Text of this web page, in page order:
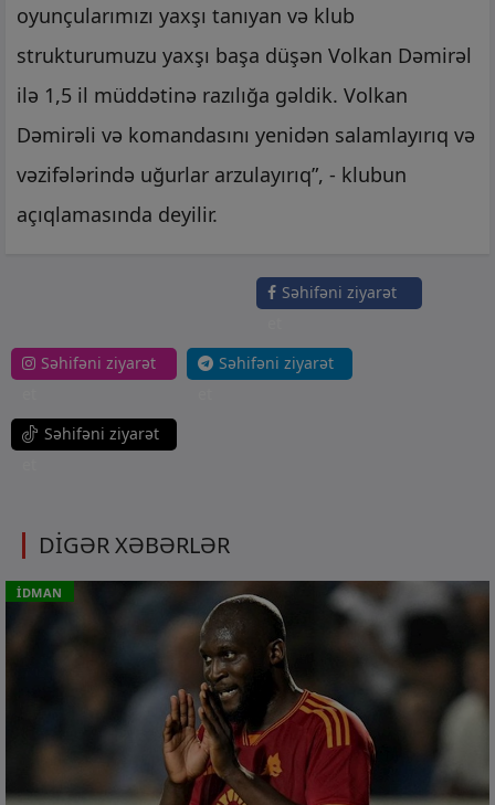
oyunçularımızı yaxşı tanıyan və klub
strukturumuzu yaxşı başa düşən Volkan Dəmirəl
ilə 1,5 il müddətinə razılığa gəldik. Volkan
Dəmirəli və komandasını yenidən salamlayırıq və
vəzifələrində uğurlar arzulayırıq”, - klubun
açıqlamasında deyilir.
Səhifəni ziyarət
Səhifəni ziyarət
Səhifəni ziyarət
Səhifəni ziyarət
DİGƏR XƏBƏRLƏR
İDMAN